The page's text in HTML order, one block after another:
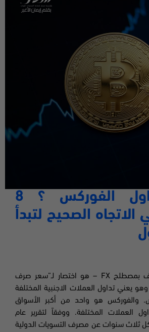
الفوركس
؟ 8
الصحيح لتبدأ
بمصطلح FX –
هو اختصار لـ”سعر صرف
وهو يعني تداول العملات الاجنبية المختلفة
والفوركس هو واحد من أكبر الأسواق
العملات المختلفة. ووفقاً لتقرير عام
كل ثلاث سنوات عن مصرف التسويات الدولية